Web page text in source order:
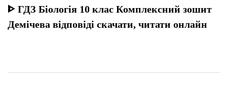
ᐈ ГДЗ Біологія 10 клас Комплексний зошит
Демічева відповіді скачати, читати онлайн